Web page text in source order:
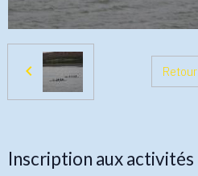
Retour
Inscription aux activités